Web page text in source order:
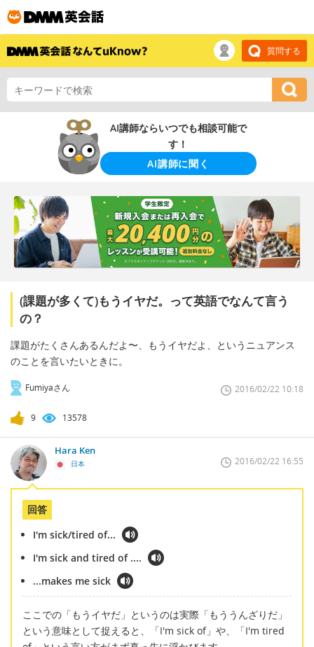
質問する
AI講師ならいつでも相談可能で
す！
AI講師に聞く
(課題が多くて)もうイヤだ。って英語でなんて言う
の？
課題がたくさんあるんだよ〜、もうイヤだよ、というニュアンス
のことを言いたいときに。
Fumiyaさん 2016/02/22 10:18
9 13578
Hara Ken
日本 2016/02/22 16:55
回答
I'm sick/tired of...
I'm sick and tired of ....
...makes me sick
ここでの「もうイヤだ」というのは実際「もううんざりだ」
という意味として捉えると、「I'm sick of」や、「I'm tired